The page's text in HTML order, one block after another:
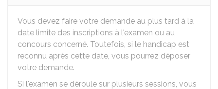
Vous devez faire votre demande au plus tard à la
date limite des inscriptions à l'examen ou au
concours concerné. Toutefois, si le handicap est
reconnu après cette date, vous pourrez déposer
votre demande.
Si l'examen se déroule sur plusieurs sessions, vous